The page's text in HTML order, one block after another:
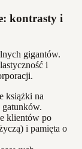
kontrasty i
gigantów.
i
książki na
klientów po
i pamięta o